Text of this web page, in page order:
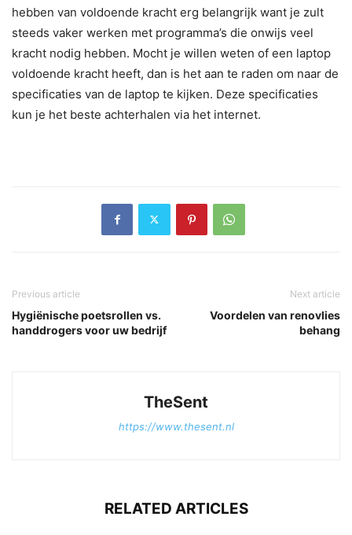
hebben van voldoende kracht erg belangrijk want je zult
steeds vaker werken met programma’s die onwijs veel
kracht nodig hebben. Mocht je willen weten of een laptop
voldoende kracht heeft, dan is het aan te raden om naar de
specificaties van de laptop te kijken. Deze specificaties
kun je het beste achterhalen via het internet.
Previous article
Hygiënische poetsrollen vs.
handdrogers voor uw bedrijf
Next article
Voordelen van renovlies
behang
TheSent
https://www.thesent.nl
RELATED ARTICLES